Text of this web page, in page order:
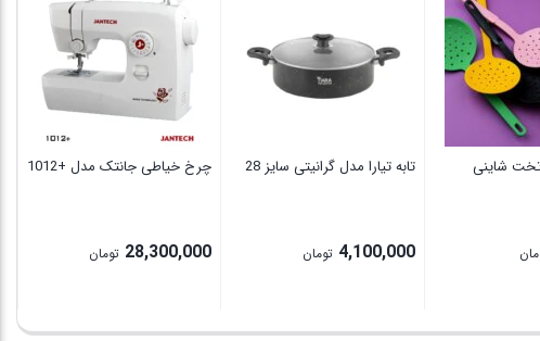
شاینی تابه تیارا مدل گرانیتی سایز 28
4,100,000 تومان
چرخ خیاطی جانتک مدل +1012
28,300,000 تومان